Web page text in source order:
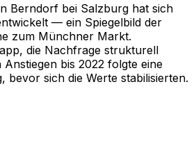
Berndorf bei Salzburg hat sich
— ein Spiegelbild der
zum Münchner Markt.
die Nachfrage strukturell
bis 2022 folgte eine
bevor sich die Werte stabilisierten.